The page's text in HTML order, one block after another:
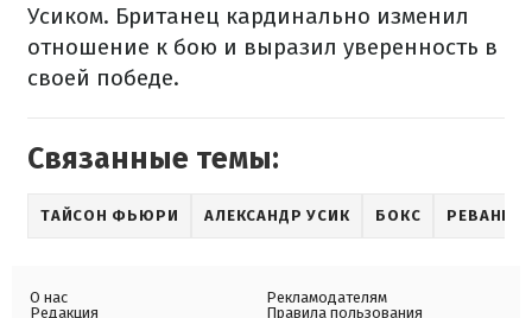
Усиком. Британец кардинально изменил
отношение к бою и выразил уверенность в
своей победе.
Связанные темы:
ТАЙСОН ФЬЮРИ АЛЕКСАНДР УСИК БОКС РЕВАНШ
О нас
Редакция
Рекламодателям
Правила пользования